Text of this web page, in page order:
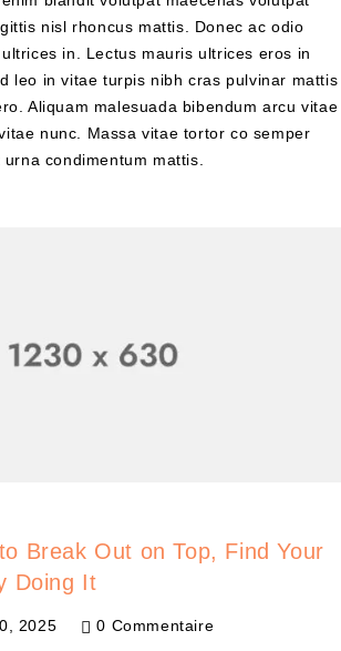
nisl rhoncus mattis. Donec ac odio
in. Lectus mauris ultrices eros in
leo in vitae turpis nibh cras pulvinar mattis
Aliquam malesuada bibendum arcu vitae
nunc. Massa vitae tortor co semper
condimentum mattis.
Break Out on Top, Find Your
Doing It
2025 0 Commentaire